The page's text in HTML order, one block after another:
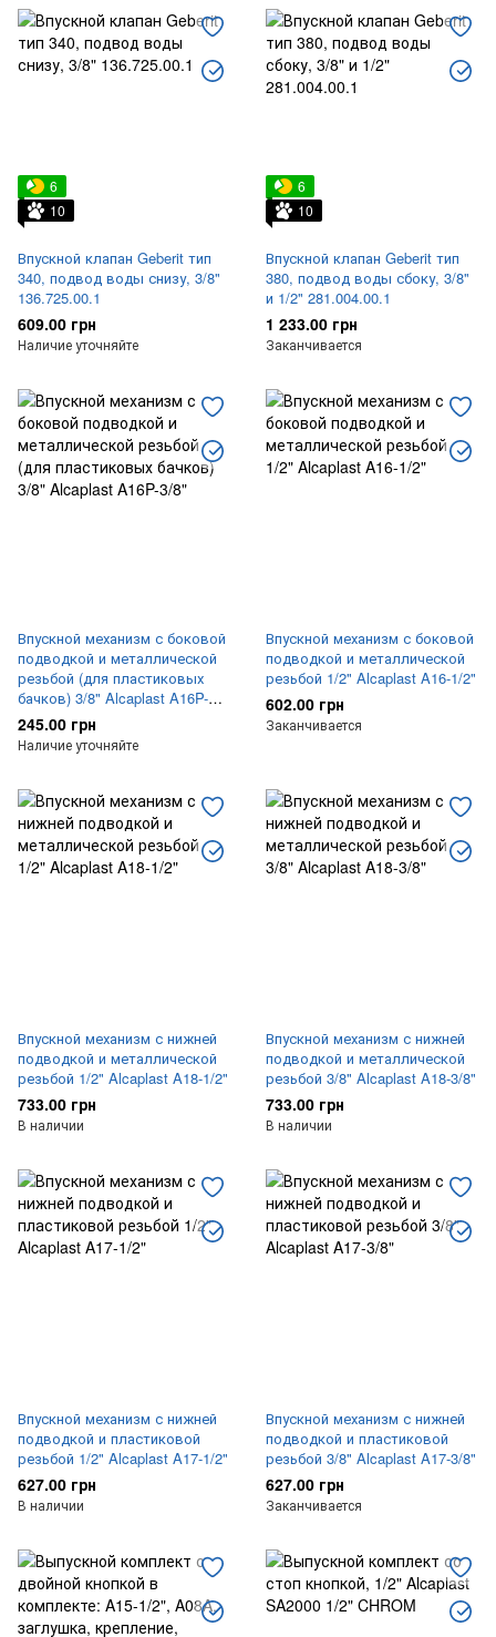
6
10
Впускной клапан Geberit тип
340, подвод воды снизу, 3/8"
136.725.00.1
609.00 грн
Наличие уточняйте
6
10
Впускной клапан Geberit тип
380, подвод воды сбоку, 3/8"
и 1/2" 281.004.00.1
1 233.00 грн
Заканчивается
Впускной механизм с боковой
подводкой и металлической
резьбой (для пластиковых
бачков) 3/8" Alcaplast A16P-
3/8"
245.00 грн
Наличие уточняйте
Впускной механизм с боковой
подводкой и металлической
резьбой 1/2" Alcaplast A16-1/2"
602.00 грн
Заканчивается
Впускной механизм с нижней
подводкой и металлической
резьбой 1/2" Alcaplast A18-1/2"
733.00 грн
В наличии
Впускной механизм с нижней
подводкой и металлической
резьбой 3/8" Alcaplast A18-3/8"
733.00 грн
В наличии
Впускной механизм с нижней
подводкой и пластиковой
резьбой 1/2" Alcaplast A17-1/2"
627.00 грн
В наличии
Впускной механизм с нижней
подводкой и пластиковой
резьбой 3/8" Alcaplast A17-3/8"
627.00 грн
Заканчивается